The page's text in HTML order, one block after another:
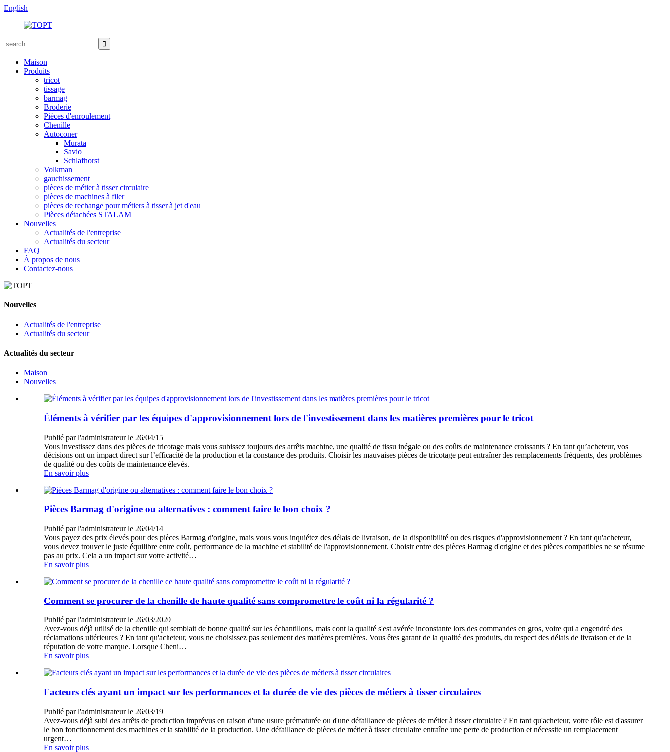
English
Maison
Produits
tricot
tissage
barmag
Broderie
Pièces d'enroulement
Chenille
Autoconer
Murata
Savio
Schlafhorst
Volkman
gauchissement
pièces de métier à tisser circulaire
pièces de machines à filer
pièces de rechange pour métiers à tisser à jet d'eau
Pièces détachées STALAM
Nouvelles
Actualités de l'entreprise
Actualités du secteur
FAQ
À propos de nous
Contactez-nous
Nouvelles
Actualités de l'entreprise
Actualités du secteur
Actualités du secteur
Maison
Nouvelles
Éléments à vérifier par les équipes d'approvisionnement lors de l'investissement dans les matières premières pour le tricot
Publié par l'administrateur le 26/04/15
Vous investissez dans des pièces de tricotage mais vous subissez toujours des arrêts machine, une qualité de tissu inégale ou des coûts de maintenance croissants ? En tant qu’acheteur, vos
décisions ont un impact direct sur l’efficacité de la production et la constance des produits. Choisir les mauvaises pièces de tricotage peut entraîner des remplacements fréquents, des problèmes
de qualité ou des coûts de maintenance élevés.
En savoir plus
Pièces Barmag d'origine ou alternatives : comment faire le bon choix ?
Publié par l'administrateur le 26/04/14
Vous payez des prix élevés pour des pièces Barmag d'origine, mais vous vous inquiétez des délais de livraison, de la disponibilité ou des risques d'approvisionnement ? En tant qu'acheteur,
vous devez trouver le juste équilibre entre coût, performance de la machine et stabilité de l'approvisionnement. Choisir entre des pièces Barmag d'origine et des pièces compatibles ne se résume
pas au prix. Cela a un impact sur votre activité…
En savoir plus
Comment se procurer de la chenille de haute qualité sans compromettre le coût ni la régularité ?
Publié par l'administrateur le 26/03/2020
Avez-vous déjà utilisé de la chenille qui semblait de bonne qualité sur les échantillons, mais dont la qualité s'est avérée inconstante lors des commandes en gros, voire qui a engendré des
réclamations ultérieures ? En tant qu'acheteur, vous ne choisissez pas seulement des matières premières. Vous êtes garant de la qualité des produits, du respect des délais de livraison et de la
réputation de votre marque. Lorsque Cheni…
En savoir plus
Facteurs clés ayant un impact sur les performances et la durée de vie des pièces de métiers à tisser circulaires
Publié par l'administrateur le 26/03/19
Avez-vous déjà subi des arrêts de production imprévus en raison d'une usure prématurée ou d'une défaillance de pièces de métier à tisser circulaire ? En tant qu'acheteur, votre rôle est d'assurer
le bon fonctionnement des machines et la stabilité de la production. Une défaillance de pièces de métier à tisser circulaire entraîne une perte de production et nécessite un remplacement
urgent…
En savoir plus